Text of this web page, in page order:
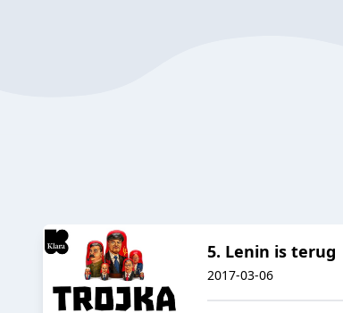
5. Lenin is terug
2017-03-06